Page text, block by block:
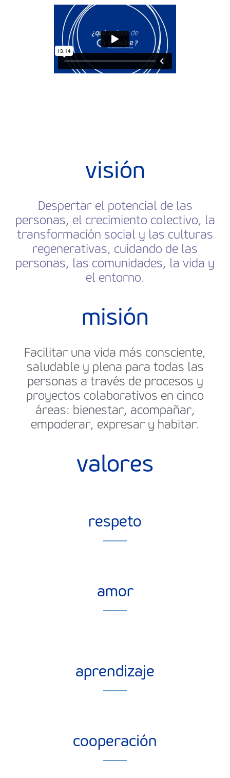
visión
Despertar el potencial de las
personas, el crecimiento colectivo, la
transformación social y las culturas
regenerativas, cuidando de las
personas, las comunidades, la vida y
el entorno.
misión
Facilitar una vida más consciente,
saludable y plena para todas las
personas a través de procesos y
proyectos colaborativos en cinco
áreas: bienestar, acompañar,
empoderar, expresar y habitar.
valores
respeto
amor
aprendizaje
cooperación